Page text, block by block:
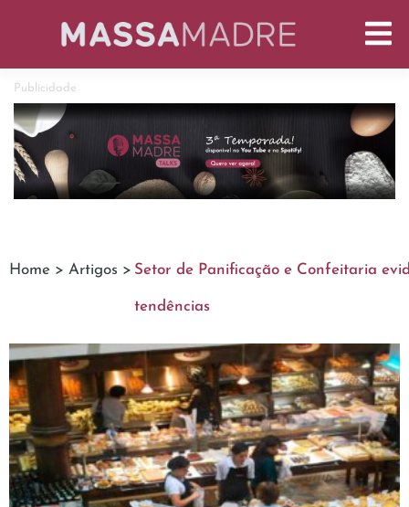
Publicidade
Home > Artigos > Setor de Panificação e Confeitaria
tendências